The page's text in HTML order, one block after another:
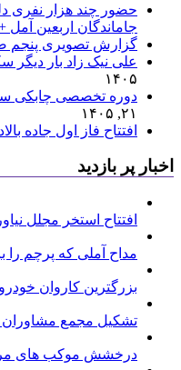
حضور چند هزار نفری
جاماندگان اربعین آمل
گزارش تصویری پنجم
علی نیک زاد بار دیگر
۱۴۰۵
دوره تخصصی چابکی
۲۱, ۱۴۰۵
افتتاح فاز اول جاده
اخبار پر بازدید
افتتاح استخر مجلل
مداح آملی که پرچم را
بزرگترین کاروان
تشکیل مجمع مشاوران
درخشش موکب های